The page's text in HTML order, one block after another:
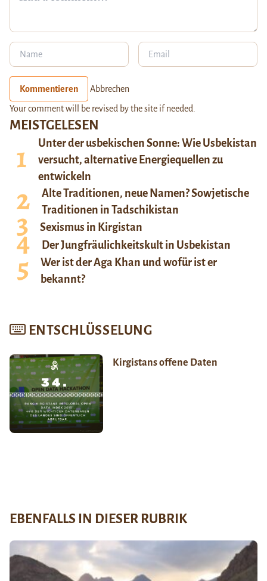
MEISTGELESEN
Unter der usbekischen Sonne: Wie Usbekistan
versucht, alternative Energiequellen zu
entwickeln
Alte Traditionen, neue Namen? Sowjetische
Traditionen in Tadschikistan
Sexismus in Kirgistan
Der Jungfräulichkeitskult in Usbekistan
Wer ist der Aga Khan und wofür ist er
bekannt?
ENTSCHLÜSSELUNG
Kirgistans offene Daten
Kommentieren Abbrechen
Your comment will be revised by the site if needed.
EBENFALLS IN DIESER RUBRIK